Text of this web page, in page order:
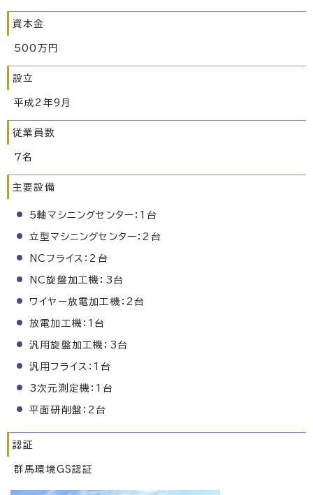
資本金
500万円
設立
平成2年9月
従業員数
7名
主要設備
5軸マシニングセンター：1台
立型マシニングセンター：2台
NCフライス：2台
NC旋盤加工機：3台
ワイヤー放電加工機：2台
放電加工機：1台
汎用旋盤加工機：3台
汎用フライス：1台
3次元測定機：1台
平面研削盤：2台
認証
群馬環境GS認証